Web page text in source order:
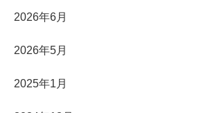
2026年6月
2026年5月
2025年1月